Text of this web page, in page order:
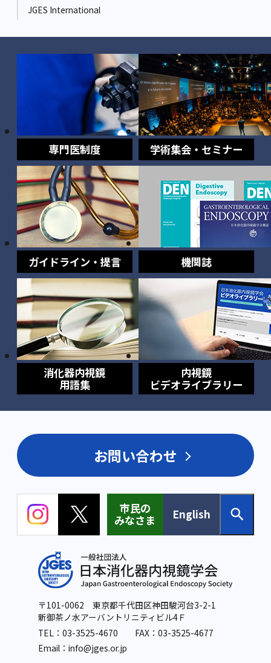
JGES International
専門医制度 学術集会・セミナー
ガイドライン・提言 機関誌
消化器内視鏡
用語集
内視鏡
ビデオライブラリー
お問い合わせ
市民の
みなさま
English
〒101-0062 東京都千代田区神田駿河台3-2-1
新御茶ノ水アーバントリニティビル4Ｆ
TEL：03-3525-4670 FAX：03-3525-4677
Email：info@jges.or.jp